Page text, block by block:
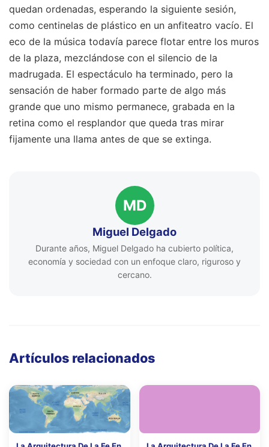
quedan ordenadas, esperando la siguiente sesión,
como centinelas de plástico en un anfiteatro vacío. El
eco de la música todavía parece flotar entre los muros
de la plaza, mezclándose con el silencio de la
madrugada. El espectáculo ha terminado, pero la
sensación de haber formado parte de algo más
grande que uno mismo permanece, grabada en la
retina como el resplandor que queda tras mirar
fijamente una llama antes de que se extinga.
MD
Miguel Delgado
Durante años, Miguel Delgado ha cubierto política,
economía y sociedad con un enfoque claro, riguroso y
cercano.
Artículos relacionados